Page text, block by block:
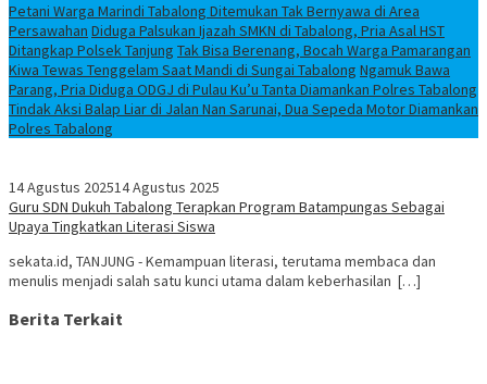
Petani Warga Marindi Tabalong Ditemukan Tak Bernyawa di Area
Persawahan Diduga Palsukan Ijazah SMKN di Tabalong, Pria Asal HST
Ditangkap Polsek Tanjung Tak Bisa Berenang, Bocah Warga Pamarangan
Kiwa Tewas Tenggelam Saat Mandi di Sungai Tabalong Ngamuk Bawa
Parang, Pria Diduga ODGJ di Pulau Ku’u Tanta Diamankan Polres Tabalong
Tindak Aksi Balap Liar di Jalan Nan Sarunai, Dua Sepeda Motor Diamankan
Polres Tabalong
14 Agustus 202514 Agustus 2025
Guru SDN Dukuh Tabalong Terapkan Program Batampungas Sebagai
Upaya Tingkatkan Literasi Siswa
sekata.id, TANJUNG - Kemampuan literasi, terutama membaca dan
menulis menjadi salah satu kunci utama dalam keberhasilan […]
Berita Terkait